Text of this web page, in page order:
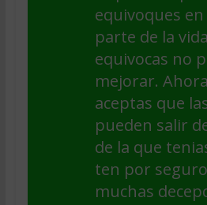
equivoques
parte de la
equivocas no
mejorar.
aceptas que
pueden salir
de la que
ten por
muchas